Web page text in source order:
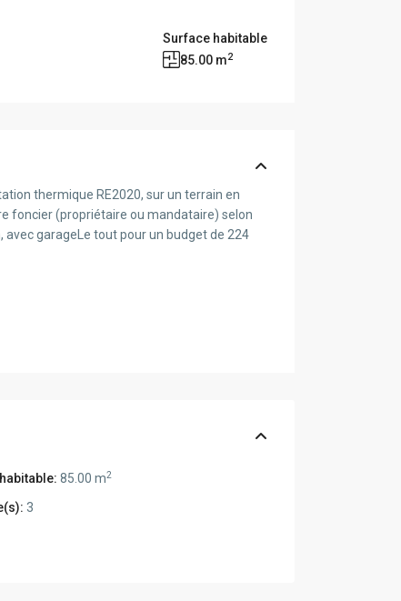
Surface habitable
85.00 m2
thermique RE2020, sur un terrain en
foncier (propriétaire ou mandataire) selon
avec garageLe tout pour un budget de 224
85.00 m2
3